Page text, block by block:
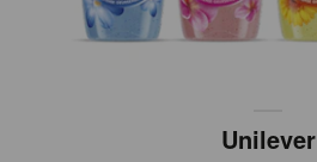
Unilever